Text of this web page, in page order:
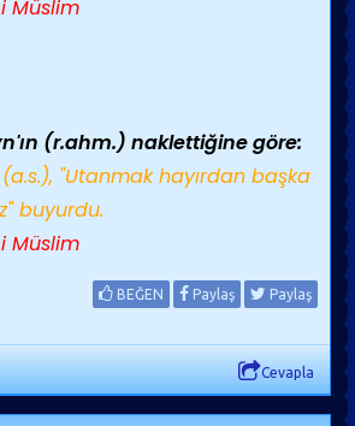
Müslim
(r.ahm.) naklettiğine göre:
"Utanmak hayırdan başka
buyurdu.
Müslim
BEĞEN Paylaş Paylaş
Cevapla